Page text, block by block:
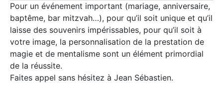
Pour un événement important (mariage, anniversaire,
baptême, bar mitzvah…), pour qu’il soit unique et qu’il
laisse des souvenirs impérissables, pour qu’il soit à
votre image, la personnalisation de la prestation de
magie et de mentalisme sont un élément primordial
de la réussite.
Faites appel sans hésitez à Jean Sébastien.